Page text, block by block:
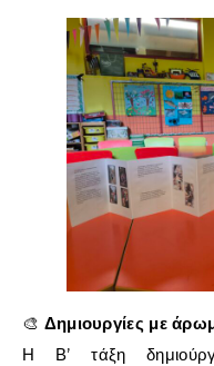
🎨 Δημιουργίες με
Η Β’ τάξη